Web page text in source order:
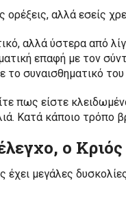
ορέξεις, αλλά εσείς
αλλά ύστερα από
επαφή με τον
το συναισθηματικό
πως είστε
Κατά κάποιο τρόπο
ο
μεγάλες